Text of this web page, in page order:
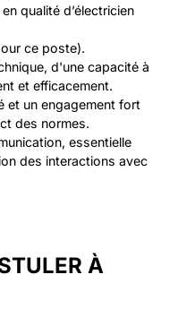
qualité d’électricien
ce poste).
d'une capacité à
et efficacement.
et un engagement fort
des normes.
essentielle
des interactions avec
À